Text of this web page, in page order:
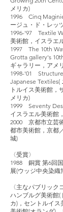
メリカ)
1996 Cinq
ージュ・ド・レッ
1996-'97 Textile
美術館，イスラエ
1997 The 10th
Grotta gallery's
ギャラリー，アメ
1998-'01
Japanese Textiles(
トルイス美術館，
メリカ)
1999 Seventy
イスラエル美術館
2000 京都市立芸
都市美術館，京都
城)
〈受賞〉
1988 銅賞 第6回
展(ウッジ中央染
〈主なパブリック
ハンブルグ美術館(
カ)，セントルイス